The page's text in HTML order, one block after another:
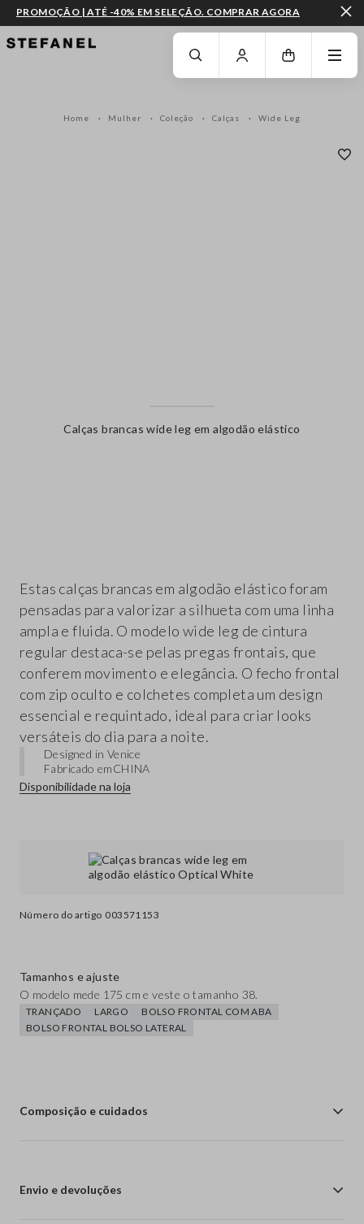
IR PARA O CONTEÚDO PRINCIPAL DESÇA ATÉ AO FIM DA PÁGINA
PROMOÇÃO | ATÉ -40% EM SELEÇÃO. COMPRAR AGORA
Home Mulher Coleção Calças Wide Leg
Calças brancas wide leg em algodão elástico
Número do artigo 003571153
Estas calças brancas em algodão elástico foram
pensadas para valorizar a silhueta com uma linha
ampla e fluida. O modelo wide leg de cintura
regular destaca-se pelas pregas frontais, que
conferem movimento e elegância. O fecho frontal
com zip oculto e colchetes completa um design
essencial e requintado, ideal para criar looks
versáteis do dia para a noite.
Designed in Venice
Fabricado emCHINA
Disponibilidade na loja
Tamanhos e ajuste
O modelo mede 175 cm e veste o tamanho 38.
TRANÇADO LARGO
BOLSO FRONTAL COM ABA
BOLSO FRONTAL BOLSO LATERAL
Composição e cuidados
Envio e devoluções